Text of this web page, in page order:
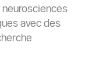
avec des